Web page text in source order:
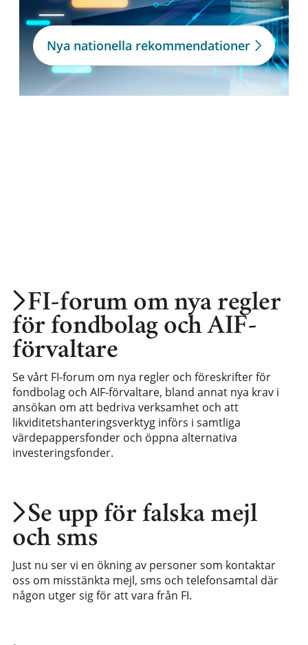
Nya nationella rekommendationer
Se upp för falska mejl
och sms
Just nu ser vi en ökning av personer som kontaktar
oss om misstänkta mejl, sms och telefonsamtal där
någon utger sig för att vara från FI.
FI-forum om nya regler
för fondbolag och AIF-
förvaltare
Se vårt FI-forum om nya regler och föreskrifter för
fondbolag och AIF-förvaltare, bland annat nya krav i
ansökan om att bedriva verksamhet och att
likviditetshanteringsverktyg införs i samtliga
värdepappersfonder och öppna alternativa
investeringsfonder.